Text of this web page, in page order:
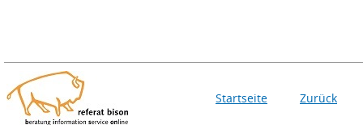
Startseite Zurück